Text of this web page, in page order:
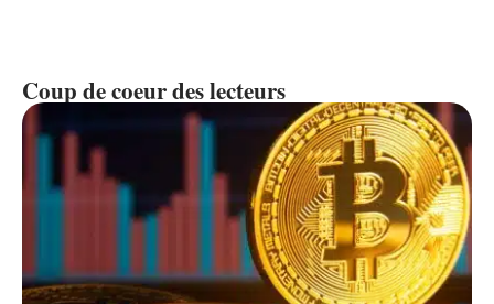
Coup de coeur des lecteurs